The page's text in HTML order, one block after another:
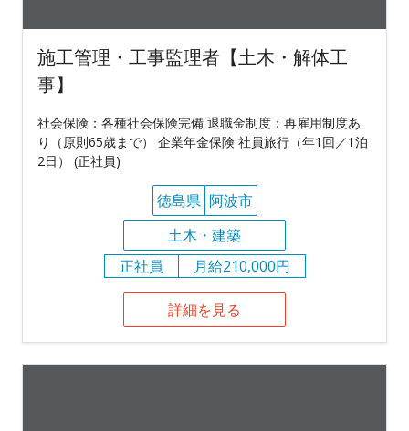
施工管理・工事監理者【土木・解体工
事】
社会保険：各種社会保険完備 退職金制度：再雇用制度あ
り（原則65歳まで） 企業年金保険 社員旅行（年1回／1泊
2日） (正社員)
徳島県 阿波市
土木・建築
正社員
月給210,000円
詳細を見る